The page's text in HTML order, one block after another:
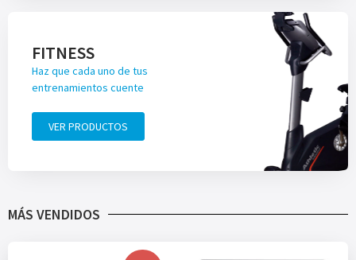
FITNESS
Haz que cada uno de tus
entrenamientos cuente
VER PRODUCTOS
MÁS VENDIDOS